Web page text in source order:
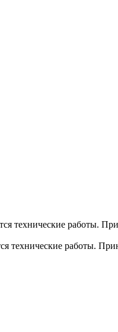
технические работы.
технические работы.